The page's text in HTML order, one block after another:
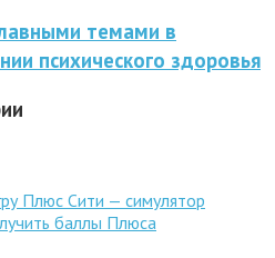
темами в
психического здоровья
Плюс Сити — симулятор
баллы Плюса